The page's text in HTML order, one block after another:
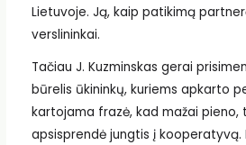
Lietuvoje. Ją, kaip patikimą
verslininkai.
Tačiau J. Kuzminskas gerai
būrelis ūkininkų, kuriems apkarto
kartojama frazė, kad mažai pieno,
apsisprendė jungtis į kooperatyvą.